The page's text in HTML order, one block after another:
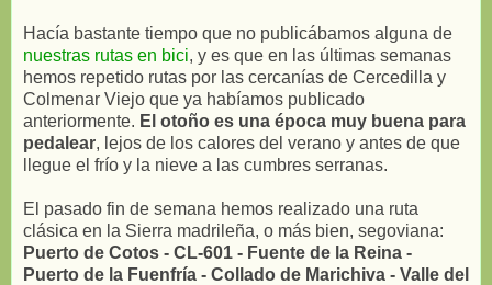
Hacía bastante tiempo que no publicábamos alguna de
nuestras rutas en bici, y es que en las últimas semanas
hemos repetido rutas por las cercanías de Cercedilla y
Colmenar Viejo que ya habíamos publicado
anteriormente. El otoño es una época muy buena para
pedalear, lejos de los calores del verano y antes de que
llegue el frío y la nieve a las cumbres serranas.
El pasado fin de semana hemos realizado una ruta
clásica en la Sierra madrileña, o más bien, segoviana:
Puerto de Cotos - CL-601 - Fuente de la Reina -
Puerto de la Fuenfría - Collado de Marichiva - Valle del